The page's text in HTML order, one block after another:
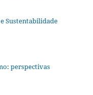
Sustentabilidade
perspectivas